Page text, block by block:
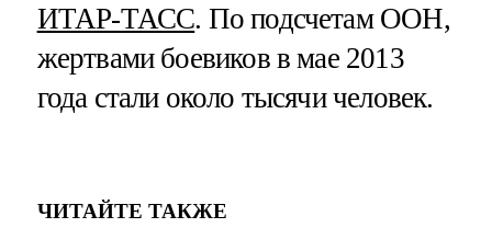
ИТАР-ТАСС. По подсчетам ООН,
жертвами боевиков в мае 2013
года стали около тысячи человек.
ЧИТАЙТЕ ТАКЖЕ